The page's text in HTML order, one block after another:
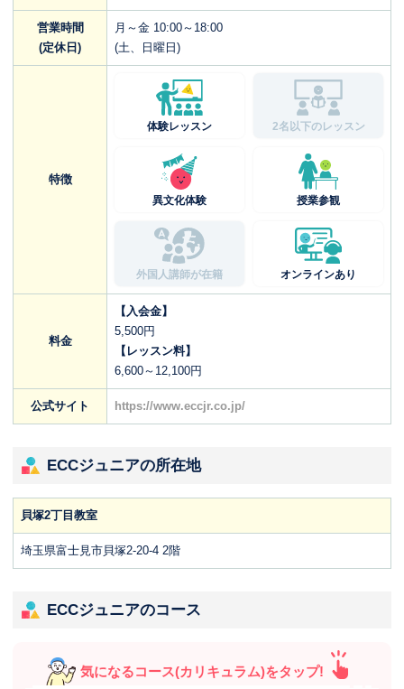
営業時間
(定休日)
月～金 10:00～18:00
(土、日曜日)
特徴
体験レッスン 2名以下のレッスン
異文化体験 授業参観
外国人講師が在籍 オンラインあり
料金
【入会金】
5,500円
【レッスン料】
6,600～12,100円
公式サイト https://www.eccjr.co.jp/
ECCジュニアの所在地
貝塚2丁目教室
埼玉県富士見市貝塚2-20-4 2階
ECCジュニアのコース
気になるコース(カリキュラム)をタップ!